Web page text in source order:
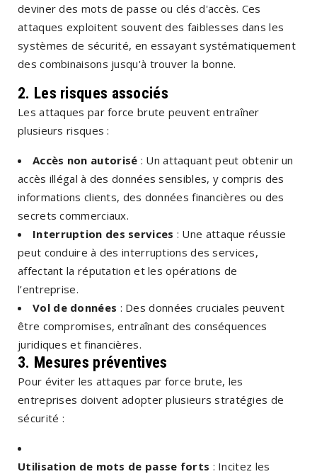
deviner des mots de passe ou clés d'accès. Ces
attaques exploitent souvent des faiblesses dans les
systèmes de sécurité, en essayant systématiquement
des combinaisons jusqu'à trouver la bonne.
2. Les risques associés
Les attaques par force brute peuvent entraîner
plusieurs risques :
Accès non autorisé : Un attaquant peut obtenir un
accès illégal à des données sensibles, y compris des
informations clients, des données financières ou des
secrets commerciaux.
Interruption des services : Une attaque réussie
peut conduire à des interruptions des services,
affectant la réputation et les opérations de
l’entreprise.
Vol de données : Des données cruciales peuvent
être compromises, entraînant des conséquences
juridiques et financières.
3. Mesures préventives
Pour éviter les attaques par force brute, les
entreprises doivent adopter plusieurs stratégies de
sécurité :
Utilisation de mots de passe forts : Incitez les